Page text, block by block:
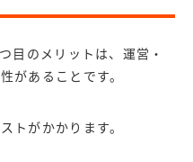
目のメリットは、運営・
があることです。
トがかかります。